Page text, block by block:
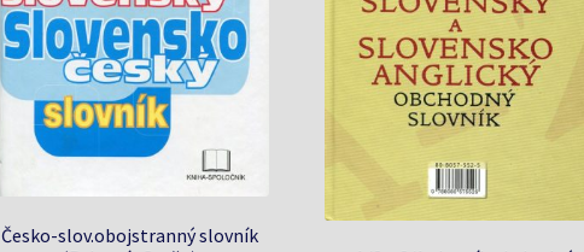
Česko-slov.obojstranný slovník